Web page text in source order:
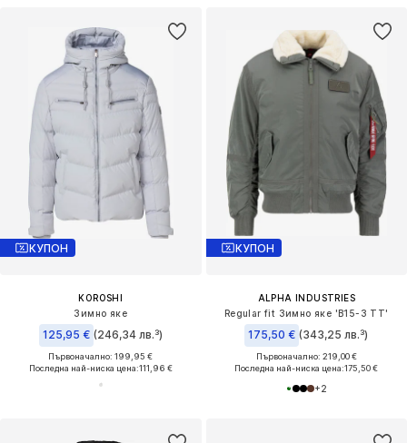
КУПОН
KOROSHI
Зимно яке
125,95 € (246,34 лв.³)
Първоначално: 199,95 €
Последна най-ниска цена:111,96 €
КУПОН
ALPHA INDUSTRIES
Regular fit Зимно яке 'B15-3 TT'
175,50 € (343,25 лв.³)
Първоначално: 219,00 €
Последна най-ниска цена:175,50 €
+2